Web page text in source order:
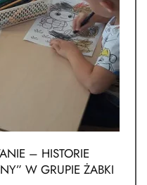
– HISTORIE
W GRUPIE ŻABKI